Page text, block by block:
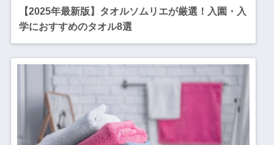
【2025年最新版】タオルソムリエが厳選！入園・入
学におすすめのタオル8選